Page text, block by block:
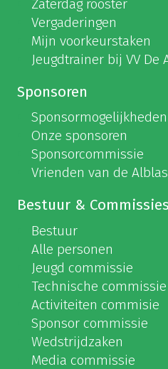
Zaterdag rooster
Vergaderingen
Mijn voorkeurstaken
Jeugdtrainer bij VV De
Sponsoren
Sponsormogelijkheden
Onze sponsoren
Sponsorcommissie
Vrienden van de Alblas
Bestuur & Commissies
Bestuur
Alle personen
Jeugd commissie
Technische commissie
Activiteiten commisie
Sponsor commissie
Wedstrijdzaken
Media commissie